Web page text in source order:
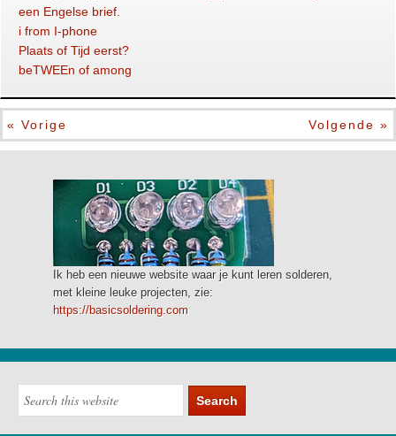
een Engelse brief.
i from I-phone
Plaats of Tijd eerst?
beTWEEn of among
« Vorige Volgende »
Ik heb een nieuwe website waar je kunt leren solderen,
met kleine leuke projecten, zie:
https://basicsoldering.com